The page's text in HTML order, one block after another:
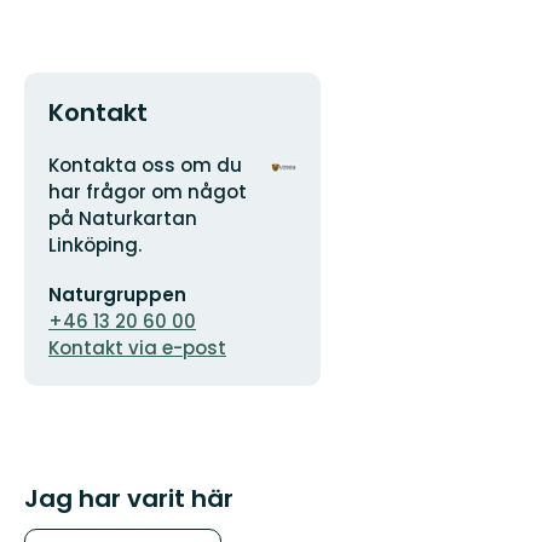
Kontakt
Adress
Kontakta oss om du
har frågor om något
på Naturkartan
Linköping.
postadress
Naturgruppen
+46 13 20 60 00
Kontakt via e-post
Organisationens
Jag har varit här